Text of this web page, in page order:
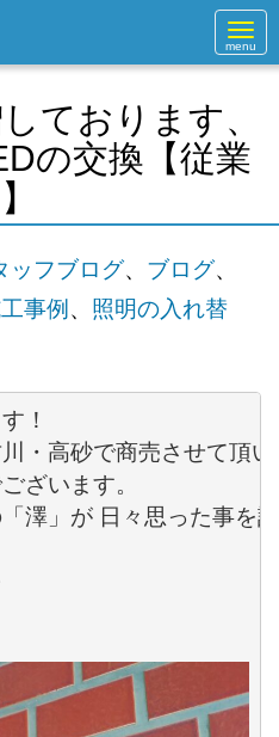
N
a
v
t
i
ております、
の交換【従業
ッフブログ、 ブログ、
事例、 照明の入れ替
・高砂で商売させて頂
ざいます。
澤」が 日々思った事を